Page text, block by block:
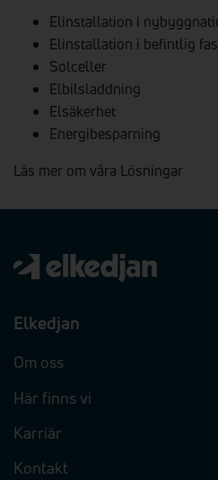
Elinstallation i
Elinstallation i befintlig
Solceller
Elbilsladdning
Elsäkerhet
Energibesparning
Läs mer om våra Lösningar
Elkedjan
Om oss
Här finns vi
Karriär
Kontakt